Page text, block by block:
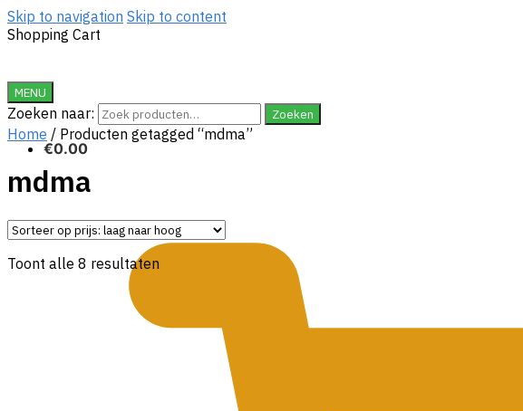
Skip to navigation Skip to content
Shopping Cart
MENU
Zoeken naar: Zoeken
€0.00
Home / Producten getagged “mdma”
mdma
Toont alle 8 resultaten